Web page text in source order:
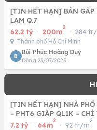
[TIN HẾT HẠN] BÁN GẤP
LAM Q.7
62.2 tỷ · 200m
2
· 284
Thành phố Hồ Chí Minh
B
Bùi Phúc Hoàng Duy
Đăng 23/07/2025
[TIN HẾT HẠN] NHÀ
– PHT6 GIÁP QL1K – CHỈ
7.2 tỷ · 64m
2
· 92 tr/m
2